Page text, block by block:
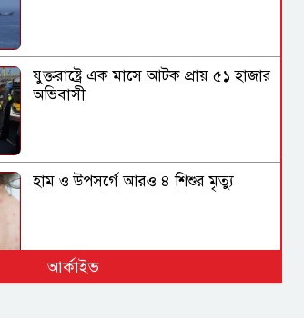
যুক্তরাষ্ট্রে এক মাসে আটক প্রায় ৫১ হাজার
অভিবাসী
হাম ও উপসর্গে আরও ৪ শিশুর মৃত্যু
ফোনবুকের সূত্র ধরে আসাদের
আর্কাইভ